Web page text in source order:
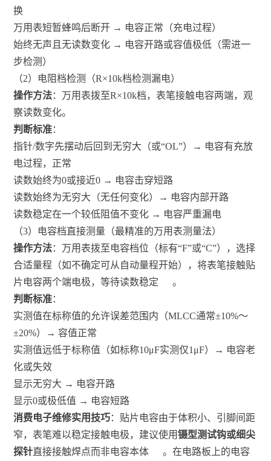
换
万用表短暂蜂鸣后断开 → 电容正常（充电过程）
始终无声且无读数变化 → 电容开路或容值极低（需进一
步检测）
（2）电阻档检测（R×10k档检测漏电）
操作方法：万用表拨至R×10k档，表笔接触电容两端，观
察读数变化。
判断标准：
指针/数字先摆动后回到无穷大（或“OL”）→ 电容有充放
电过程，正常
读数始终为0或接近0 → 电容击穿短路
读数始终为无穷大（无任何变化）→ 电容内部开路
读数稳定在一个较低阻值不变化 → 电容严重漏电
（3）电容档直接测量（最精准的万用表测量法）
操作方法：万用表拨至电容档位（标有“F”或“C”），选择
合适量程（如不确定可从自动量程开始），将表笔接触贴
片电容两个端电极，等待读数稳定
。
判断标准：
实测值在标称值的允许误差范围内（MLCC通常±10%～
±20%）→ 容值正常
实测值远低于标称值（如标称10μF实测仅1μF）→ 电容老
化或失效
显示无穷大 → 电容开路
显示0或极低值 → 电容短路
消费电子维修实用技巧：贴片电容由于体积小、引脚间距
窄，表笔难以稳定接触电极，建议使用镊型测试钩或细尖
探针直接接触焊点而非电容本体
。在电路板上的电容